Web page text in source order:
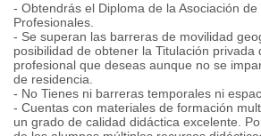
- Obtendrás el Diploma de la Asociación
Profesionales.
- Se superan las barreras de movilidad
posibilidad de obtener la Titulación privada
profesional que deseas aunque no se
de residencia.
- No Tienes ni barreras temporales ni
- Cuentas con materiales de formación
un grado de calidad didáctica excelente.